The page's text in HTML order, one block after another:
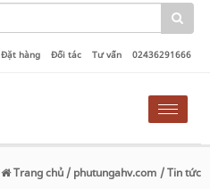
Đặt hàng Đối tác Tư vấn 02436291666
Toggle
Trang chủ / phutungahv.com / Tin tức